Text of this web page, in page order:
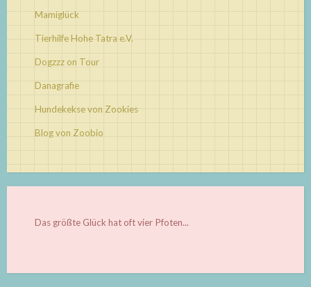
Mamiglück
Tierhilfe Hohe Tatra e.V.
Dogzzz on Tour
Danagrafie
Hundekekse von Zookies
Blog von Zoobio
Das größte Glück hat oft vier Pfoten...